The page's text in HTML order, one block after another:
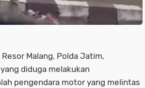
Malang, Polda Jatim,
diduga melakukan
pengendara motor yang melintas